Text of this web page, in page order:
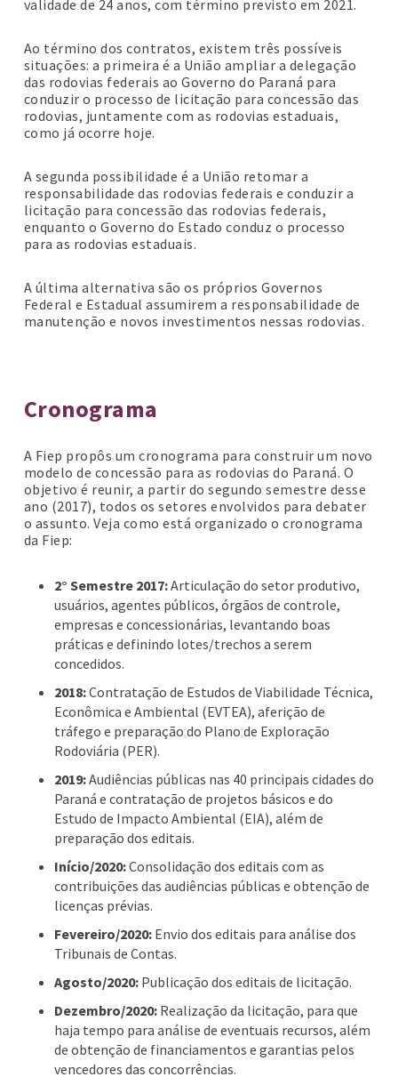
validade de 24 anos, com término previsto em 2021.
Ao término dos contratos, existem três possíveis
situações: a primeira é a União ampliar a delegação
das rodovias federais ao Governo do Paraná para
conduzir o processo de licitação para concessão das
rodovias, juntamente com as rodovias estaduais,
como já ocorre hoje.
A segunda possibilidade é a União retomar a
responsabilidade das rodovias federais e conduzir a
licitação para concessão das rodovias federais,
enquanto o Governo do Estado conduz o processo
para as rodovias estaduais.
A última alternativa são os próprios Governos
Federal e Estadual assumirem a responsabilidade de
manutenção e novos investimentos nessas rodovias.
Cronograma
A Fiep propôs um cronograma para construir um novo
modelo de concessão para as rodovias do Paraná. O
objetivo é reunir, a partir do segundo semestre desse
ano (2017), todos os setores envolvidos para debater
o assunto. Veja como está organizado o cronograma
da Fiep:
2° Semestre 2017:Articulação do setor produtivo,
usuários, agentes públicos, órgãos de controle,
empresas e concessionárias, levantando boas
práticas e definindo lotes/trechos a serem
concedidos.
2018:Contratação de Estudos de Viabilidade Técnica,
Econômica e Ambiental (EVTEA), aferição de
tráfego e preparação do Plano de Exploração
Rodoviária (PER).
2019:Audiências públicas nas 40 principais cidades do
Paraná e contratação de projetos básicos e do
Estudo de Impacto Ambiental (EIA), além de
preparação dos editais.
Início/2020:Consolidação dos editais com as
contribuições das audiências públicas e obtenção de
licenças prévias.
Fevereiro/2020:Envio dos editais para análise dos
Tribunais de Contas.
Agosto/2020:Publicação dos editais de licitação.
Dezembro/2020:Realização da licitação, para que
haja tempo para análise de eventuais recursos, além
de obtenção de financiamentos e garantias pelos
vencedores das concorrências.